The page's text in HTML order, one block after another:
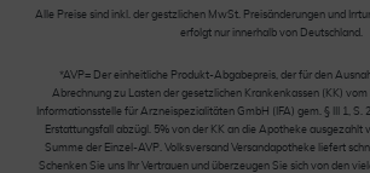
Alle Preise sind inkl. der gestzlichen MwSt. Preisänderungen und
erfolgt nur innerhalb von Deutschland.
*AVP= Der einheitliche Produkt-Abgabepreis, der für den
Abrechnung zu Lasten der gesetzlichen Krankenkassen (KK)
Informationsstelle für Arzneispezialitäten GmbH (IFA) gem. § III 1, S.
Erstattungsfall abzügl. 5% von der KK an die Apotheke ausgezahlt
Summe der Einzel-AVP. Volksversand Versandapotheke liefert
Schenken Sie uns Ihr Vertrauen und überzeugen Sie sich von den